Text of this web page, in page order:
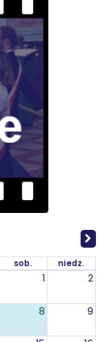
sob. niedz.
1 2
8 9